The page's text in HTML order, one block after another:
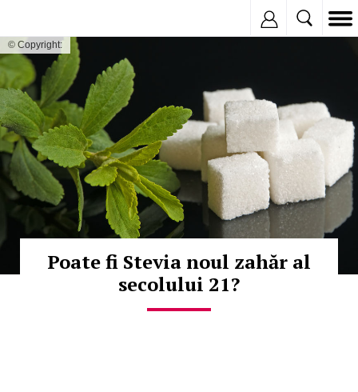
© Copyright:
Poate fi Stevia noul zahăr al
secolului 21?